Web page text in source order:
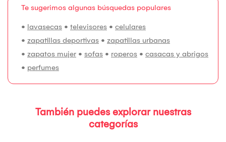
Te sugerimos algunas búsquedas populares
• lavasecas • televisores • celulares
• zapatillas deportivas • zapatillas urbanas
• zapatos mujer • sofas • roperos • casacas y abrigos
• perfumes
También puedes explorar nuestras
categorías